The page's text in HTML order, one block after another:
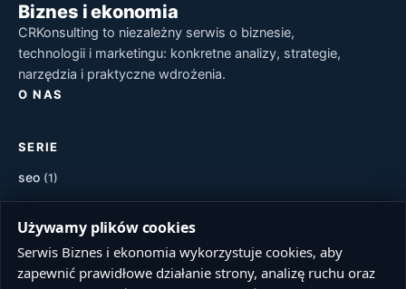
Biznes i ekonomia
CRKonsulting to niezależny serwis o biznesie,
technologii i marketingu: konkretne analizy, strategie,
narzędzia i praktyczne wdrożenia.
O NAS
SERIE
seo (1)
marketing
POPULARNE TAGI
Używamy plików cookies
Serwis Biznes i ekonomia wykorzystuje cookies, aby
zapewnić prawidłowe działanie strony, analizę ruchu oraz